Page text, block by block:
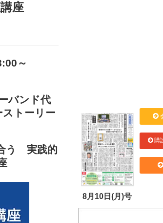
座
～
バンド代
ストーリー
う 実践的
8月10日(月)号
購